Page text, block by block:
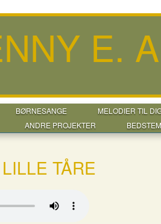
E.
BØRNESANGE
MELODIER TIL
ANDRE PROJEKTER
TÅRE